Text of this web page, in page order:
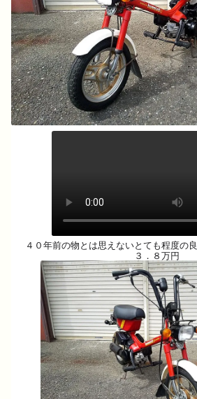
４０年前の物とは思えないとても程度の
３．８万円